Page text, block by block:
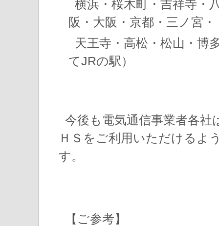
横浜・桜木町・吉祥寺・
阪・大阪・京都・三ノ宮・
天王寺・高松・松山・
てJRの駅）
今後も電気通信事業者各社
ＨＳをご利用いただけるよ
す。
【ご参考】